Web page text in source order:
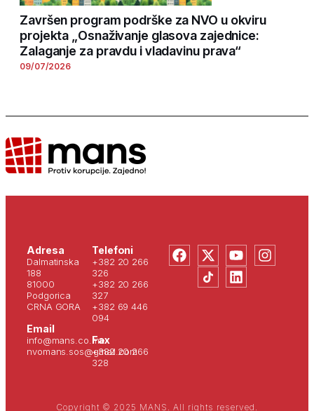
Završen program podrške za NVO u okviru
projekta „Osnaživanje glasova zajednice:
Zalaganje za pravdu i vladavinu prava“
09/07/2026
Adresa
Dalmatinska
188
81000
Podgorica
CRNA GORA
Email
info@mans.co.me
nvomans.sos@gmail.com
Telefoni
+382 20 266
326
+382 20 266
327
+382 69 446
094
Fax
+382 20 266
328
Copyright © 2025 MANS. All rights reserved.